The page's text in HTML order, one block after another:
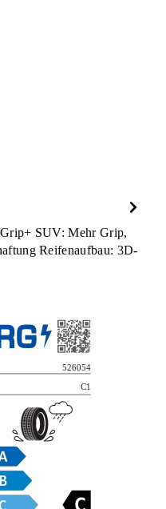
SUV: Mehr Grip,
Reifenaufbau: 3D-